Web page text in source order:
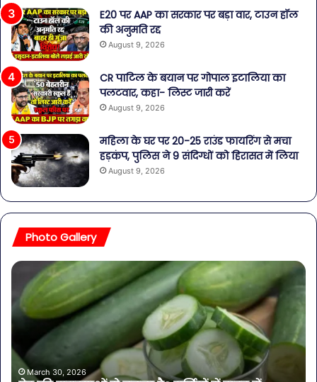
E20 पर AAP का सरकार पर बड़ा वार, टाउन हॉल
की अनुमति रद्द
August 9, 2026
CR पाटिल के बयान पर गोपाल इटालिया का
पलटवार, कहा- लिस्ट जारी करें
August 9, 2026
महिला के घर पर 20-25 राउंड फायरिंग से मचा
हड़कंप, पुलिस ने 9 संदिग्धों को हिरासत में लिया
August 9, 2026
Photo Gallery
पेट
समस्याओं
गर्मियों
March 30, 2026